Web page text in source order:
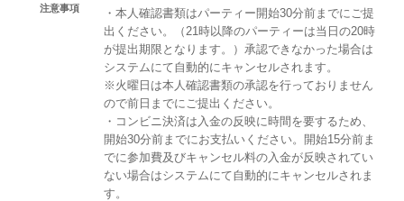
注意事項
・本人確認書類はパーティー開始30分前までにご提
出ください。（21時以降のパーティーは当日の20時
が提出期限となります。）承認できなかった場合は
システムにて自動的にキャンセルされます。
※火曜日は本人確認書類の承認を行っておりません
ので前日までにご提出ください。
・コンビニ決済は入金の反映に時間を要するため、
開始30分前までにお支払いください。開始15分前ま
でに参加費及びキャンセル料の入金が反映されてい
ない場合はシステムにて自動的にキャンセルされま
す。